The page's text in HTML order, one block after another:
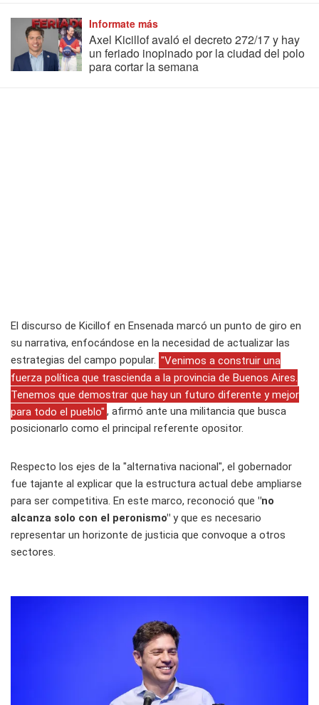
Informate más
Axel Kicillof avaló el decreto 272/17 y hay
un feriado inopinado por la ciudad del polo
para cortar la semana
El discurso de Kicillof en Ensenada marcó un punto de giro en
su narrativa, enfocándose en la necesidad de actualizar las
estrategias del campo popular. "Venimos a construir una
fuerza política que trascienda a la provincia de Buenos Aires.
Tenemos que demostrar que hay un futuro diferente y mejor
para todo el pueblo" , afirmó ante una militancia que busca
posicionarlo como el principal referente opositor.
Respecto los ejes de la "alternativa nacional", el gobernador
fue tajante al explicar que la estructura actual debe ampliarse
para ser competitiva. En este marco, reconoció que "no
alcanza solo con el peronismo" y que es necesario
representar un horizonte de justicia que convoque a otros
sectores.